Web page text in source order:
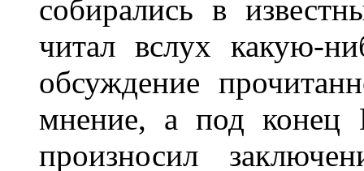
собирались в
читал вслух какую-
обсуждение
мнение, а под конец
произносил